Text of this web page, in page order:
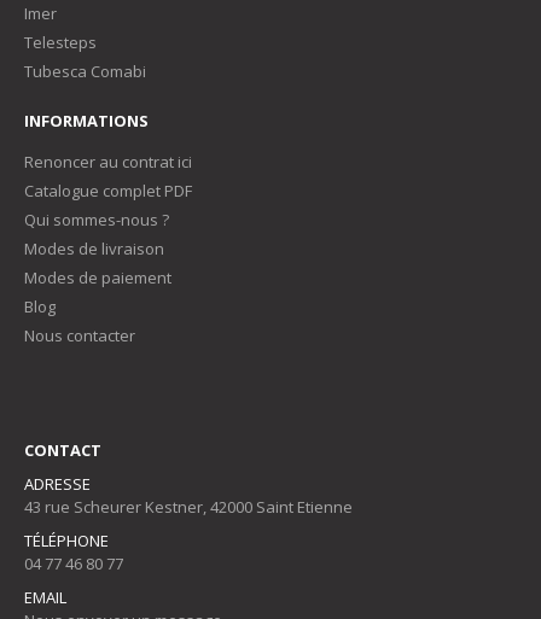
Imer
Telesteps
Tubesca Comabi
INFORMATIONS
Renoncer au contrat ici
Catalogue complet PDF
Qui sommes-nous ?
Modes de livraison
Modes de paiement
Blog
Nous contacter
CONTACT
ADRESSE
43 rue Scheurer Kestner, 42000 Saint Etienne
TÉLÉPHONE
04 77 46 80 77
EMAIL